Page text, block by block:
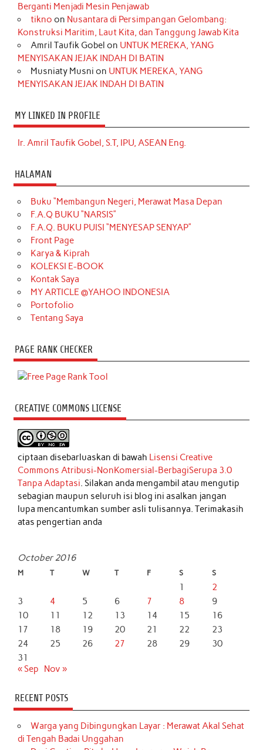
Berganti Menjadi Mesin Penjawab
tikno on Nusantara di Persimpangan Gelombang:
Konstruksi Maritim, Laut Kita, dan Tanggung Jawab Kita
Amril Taufik Gobel on UNTUK MEREKA, YANG
MENYISAKAN JEJAK INDAH DI BATIN
Musniaty Musni on UNTUK MEREKA, YANG
MENYISAKAN JEJAK INDAH DI BATIN
MY LINKED IN PROFILE
Ir. Amril Taufik Gobel, S.T, IPU, ASEAN Eng.
HALAMAN
Buku “Membangun Negeri, Merawat Masa Depan
F.A.Q BUKU “NARSIS”
F.A.Q. BUKU PUISI “MENYESAP SENYAP”
Front Page
Karya & Kiprah
KOLEKSI E-BOOK
Kontak Saya
MY ARTICLE @YAHOO INDONESIA
Portofolio
Tentang Saya
PAGE RANK CHECKER
CREATIVE COMMONS LICENSE
ciptaan disebarluaskan di bawah Lisensi Creative
Commons Atribusi-NonKomersial-BerbagiSerupa 3.0
Tanpa Adaptasi. Silakan anda mengambil atau mengutip
sebagian maupun seluruh isi blog ini asalkan jangan
lupa mencantumkan sumber asli tulisannya. Terimakasih
atas pengertian anda
October 2016
M T W T F S S
1
2
3
4 5 6 7 8
9
10
11 12 13 14 15
16
17
18 19 20 21 22
23
24
25 26 27 28 29
30
31
« Sep
Nov »
RECENT POSTS
Warga yang Dibingungkan Layar : Merawat Akal Sehat
di Tengah Badai Unggahan